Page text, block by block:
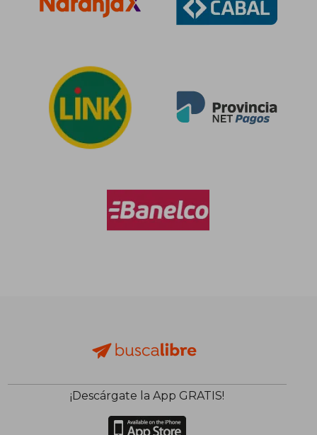
¡Descárgate la App GRATIS!